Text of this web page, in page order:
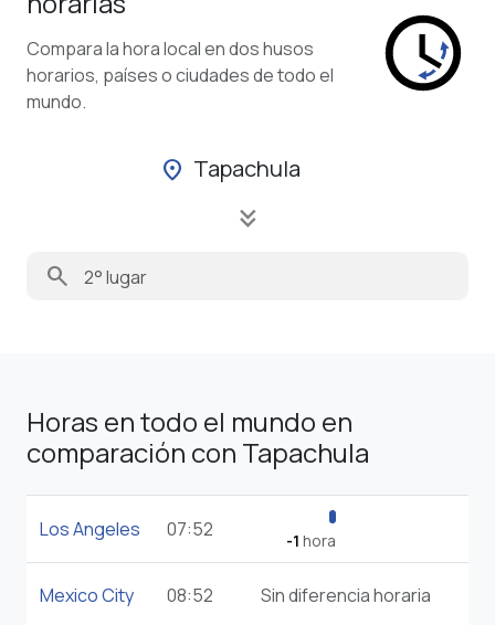
Compara la hora local en dos husos
horarios, países o ciudades de todo el
mundo.
location_on Tapachula
keyboard_double_arrow_down
search
Horas en todo el mundo en
comparación con Tapachula
Los Angeles 07:52 -1 hora
Mexico City 08:52 Sin diferencia horaria